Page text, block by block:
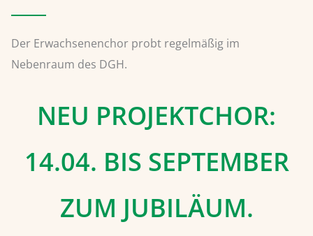
Der Erwachsenenchor probt regelmäßig im
Nebenraum des DGH.
NEU PROJEKTCHOR:
14.04. BIS SEPTEMBER
ZUM JUBILÄUM.